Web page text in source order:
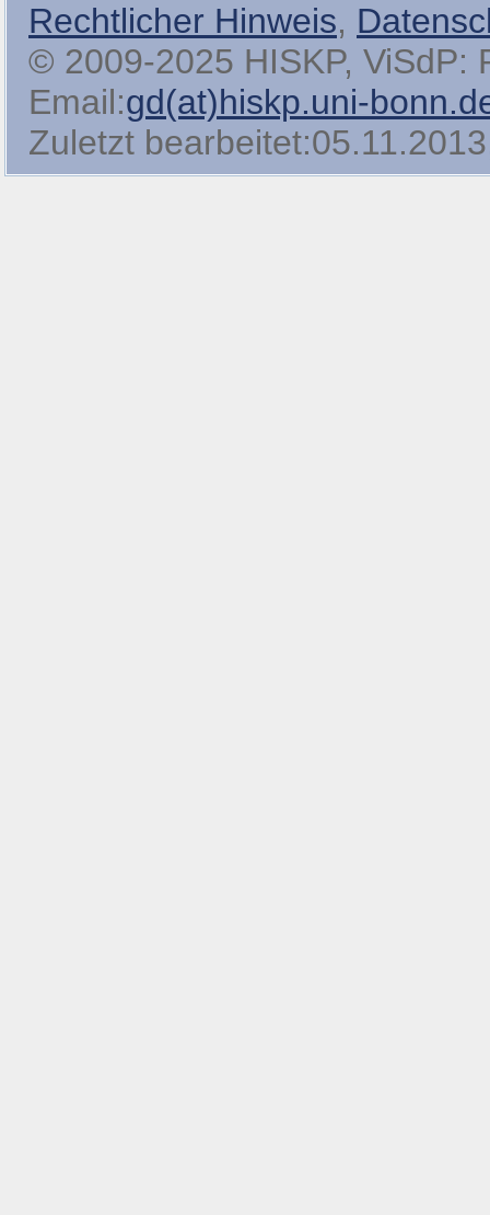
Rechtlicher Hinweis,
© 2009-2025 HISKP, ViSdP:
Email:gd(at)hiskp.uni-
Zuletzt